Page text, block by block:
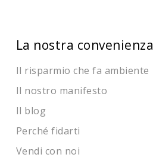
La nostra convenienza
Il risparmio che fa ambiente
Il nostro manifesto
Il blog
Perché fidarti
Vendi con noi